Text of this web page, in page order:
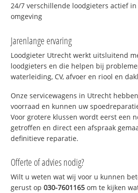
24/7 verschillende loodgieters actief
omgeving
Jarenlange ervaring
Loodgieter Utrecht werkt uitsluitend
loodgieters en die helpen bij
waterleiding, CV, afvoer en riool en
Onze servicewagens in Utrecht
voorraad en kunnen uw
Voor grotere klussen wordt eerst een
getroffen en direct een afspraak
definitieve reparatie.
Offerte of advies nodig?
Wilt u weten wat wij voor u kunnen
gerust op030-7601165 om te kijken